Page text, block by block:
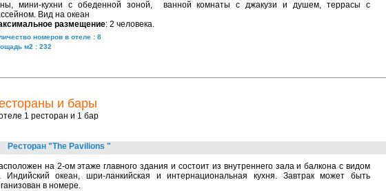
мини-кухни с обеденной зоной, ванной комнаты с джакузи и душем, террасы с
Вид на океан
размещение: 2 человека.
номеров в отеле : 8
м2 : 232
и бары
1 ресторан и 1 бар
Ресторан "The Pavilions "
на 2-ом этаже главного здания и состоит из внутреннего зала и балкона с видом
Индийский океан, шри-ланкийская и интернациональная кухня. Завтрак может быть
в номере.